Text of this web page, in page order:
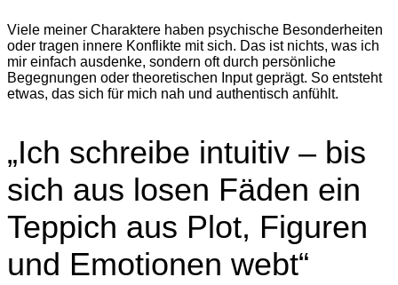
Viele meiner Charaktere haben psychische Besonderheiten
oder tragen innere Konflikte mit sich. Das ist nichts, was ich
mir einfach ausdenke, sondern oft durch persönliche
Begegnungen oder theoretischen Input geprägt. So entsteht
etwas, das sich für mich nah und authentisch anfühlt.
„Ich schreibe intuitiv – bis
sich aus losen Fäden ein
Teppich aus Plot, Figuren
und Emotionen webt“